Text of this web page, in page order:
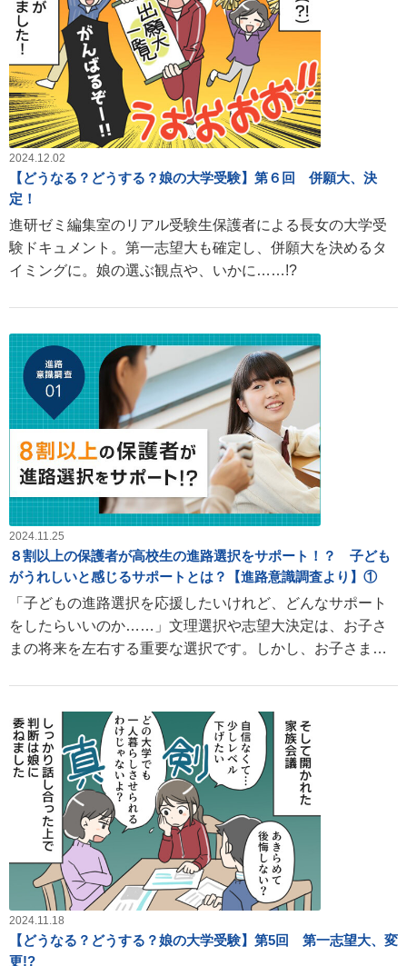
2024.12.02
【どうなる？どうする？娘の大学受験】第６回 併願大、決
定！
進研ゼミ編集室のリアル受験生保護者による長女の大学受
験ドキュメント。第一志望大も確定し、併願大を決めるタ
イミングに。娘の選ぶ観点や、いかに……!?
2024.11.25
８割以上の保護者が高校生の進路選択をサポート！？ 子ども
がうれしいと感じるサポートとは？【進路意識調査より】①
「子どもの進路選択を応援したいけれど、どんなサポート
をしたらいいのか……」文理選択や志望大決定は、お子さ
まの将来を左右する重要な選択です。しかし、お子さまを
2024.11.18
【どうなる？どうする？娘の大学受験】第5回 第一志望大、変
更!?